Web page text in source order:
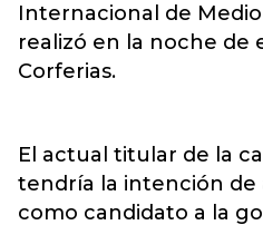
Internacional de
realizó en la noche de
Corferias.
El actual titular de la
tendría la intención
como candidato a la